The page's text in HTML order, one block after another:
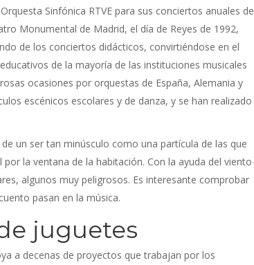
Sinfónica RTVE para sus conciertos anuales de
Monumental de Madrid, el día de Reyes de 1992,
de los conciertos didácticos, convirtiéndose en el
de la mayoría de las instituciones musicales
ocasiones por orquestas de España, Alemania y
escénicos escolares y de danza, y se han realizado
un ser tan minúsculo como una partícula de las que
la ventana de la habitación. Con la ayuda del viento
algunos muy peligrosos. Es interesante comprobar
pasan en la música.
juguetes
a decenas de proyectos que trabajan por los